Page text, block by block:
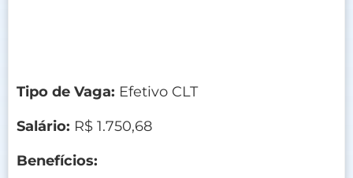
Tipo de Vaga: Efetivo CLT
Salário: R$ 1.750,68
Benefícios: